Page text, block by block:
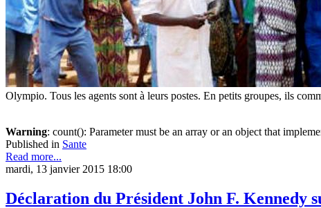
Olympio. Tous les agents sont à leurs postes. En petits groupes, ils
Warning: count(): Parameter must be an array or an object that
Published in Sante
Read more...
mardi, 13 janvier 2015 18:00
Déclaration du Président John F. Kennedy